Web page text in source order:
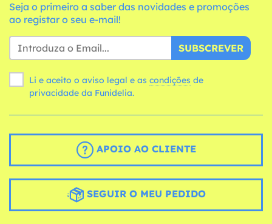
Seja o primeiro a saber das novidades e promoções
ao registar o seu e-mail!
SUBSCREVER
Li e aceito o aviso legal e as condições
privacidade da Funidelia.
APOIO AO CLIENTE
SEGUIR O MEU PEDIDO